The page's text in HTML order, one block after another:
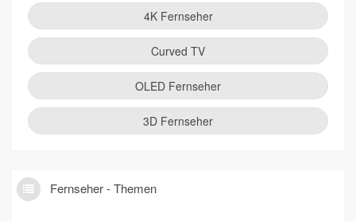
4K Fernseher
Curved TV
OLED Fernseher
3D Fernseher
Fernseher - Themen